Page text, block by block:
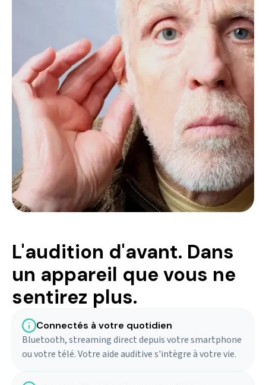
L'audition d'avant. Dans
un appareil que vous ne
sentirez plus.
Connectés à votre quotidien
Bluetooth, streaming direct depuis votre smartphone
ou votre télé. Votre aide auditive s'intègre à votre vie.